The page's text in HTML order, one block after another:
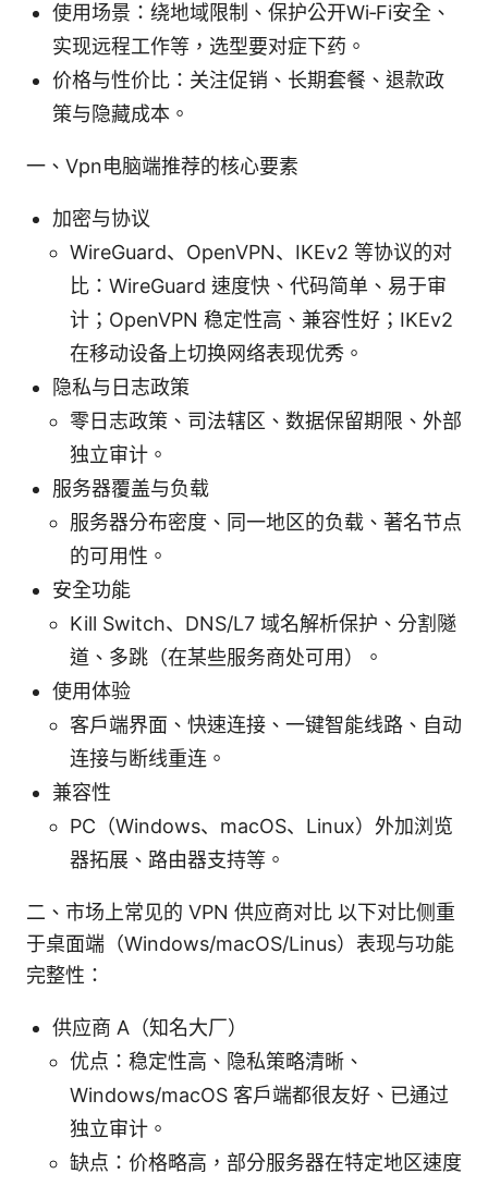
使用场景：绕地域限制、保护公开Wi‑Fi安全、
实现远程工作等，选型要对症下药。
价格与性价比：关注促销、长期套餐、退款政
策与隐藏成本。
一、Vpn电脑端推荐的核心要素
加密与协议
WireGuard、OpenVPN、IKEv2 等协议的对
比：WireGuard 速度快、代码简单、易于审
计；OpenVPN 稳定性高、兼容性好；IKEv2
在移动设备上切换网络表现优秀。
隐私与日志政策
零日志政策、司法辖区、数据保留期限、外部
独立审计。
服务器覆盖与负载
服务器分布密度、同一地区的负载、著名节点
的可用性。
安全功能
Kill Switch、DNS/L7 域名解析保护、分割隧
道、多跳（在某些服务商处可用）。
使用体验
客户端界面、快速连接、一键智能线路、自动
连接与断线重连。
兼容性
PC（Windows、macOS、Linux）外加浏览
器拓展、路由器支持等。
二、市场上常见的 VPN 供应商对比 以下对比侧重
于桌面端（Windows/macOS/Linus）表现与功能
完整性：
供应商 A（知名大厂）
优点：稳定性高、隐私策略清晰、
Windows/macOS 客户端都很友好、已通过
独立审计。
缺点：价格略高，部分服务器在特定地区速度